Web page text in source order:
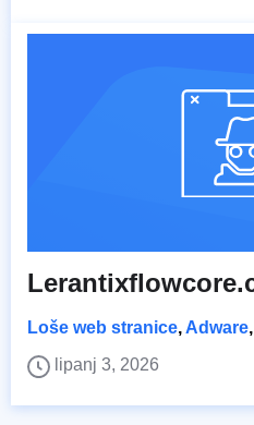
Loše web stranice, Adware,
lipanj 3, 2026